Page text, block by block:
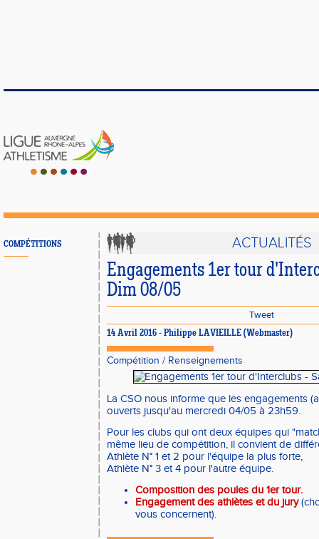
COMPÉTITIONS ACTUALITÉS
Engagements 1er tour
Dim 08/05
Tweet
14 Avril 2016 - Philippe LAVIEILLE (Webmaster)
Compétition / Renseignements
La CSO nous informe que les engagements
ouverts jusqu'au mercredi 04/05 à 23h59.
Pour les clubs qui ont deux équipes qui
même lieu de compétition, il convient de
Athlète N° 1 et 2 pour l'équipe la plus forte,
Athlète N° 3 et 4 pour l'autre équipe.
Composition des poules du 1er tour.
Engagement des athlètes et du jury
vous concernent).